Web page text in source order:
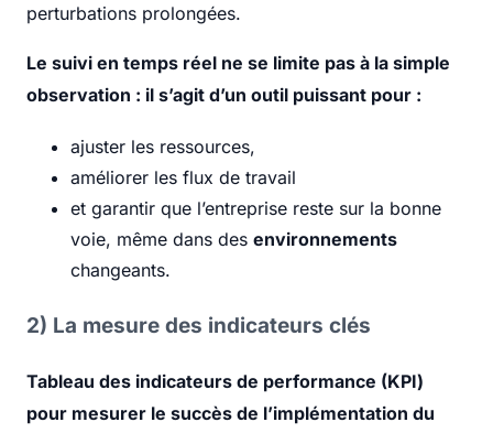
perturbations prolongées.
Le suivi en temps réel ne se limite pas à la simple
observation : il s’agit d’un outil puissant pour :
ajuster les ressources,
améliorer les flux de travail
et garantir que l’entreprise reste sur la bonne
voie, même dans des environnements
changeants.
2) La mesure des indicateurs clés
Tableau des indicateurs de performance (KPI)
pour mesurer le succès de l’implémentation du